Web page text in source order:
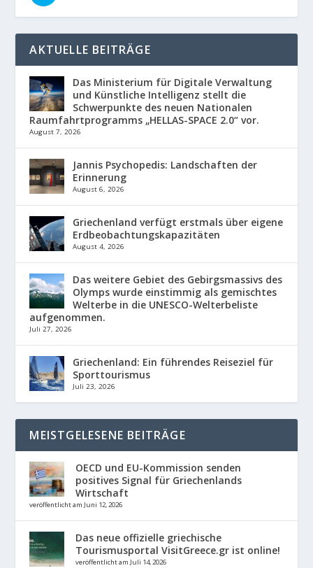
AKTUELLE BEITRÄGE
Das Ministerium für Digitale Verwaltung
und Künstliche Intelligenz stellt die
Schwerpunkte des neuen Nationalen
Raumfahrtprogramms „HELLAS-SPACE 2.0“ vor.
August 7, 2026
Jannis Psychopedis: Landschaften der
Erinnerung
August 6, 2026
Griechenland verfügt erstmals über eigene
Erdbeobachtungskapazitäten
August 4, 2026
Das weitere Gebiet des Gebirgsmassivs des
Olymps wurde einstimmig als gemischtes
Welterbe in die UNESCO-Welterbeliste
aufgenommen.
Juli 27, 2026
Griechenland: Ein führendes Reiseziel für
Sporttourismus
Juli 23, 2026
MEISTGELESENE BEITRÄGE
OECD und EU-Kommission senden
positives Signal für Griechenlands
Wirtschaft
veröffentlicht am Juni 12, 2026
Das neue offizielle griechische
Tourismusportal VisitGreece.gr ist online!
veröffentlicht am Juli 14, 2026